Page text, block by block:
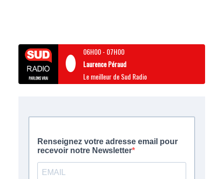
06H00- 07H00
Laurence Péraud
Le meilleur de Sud Radio